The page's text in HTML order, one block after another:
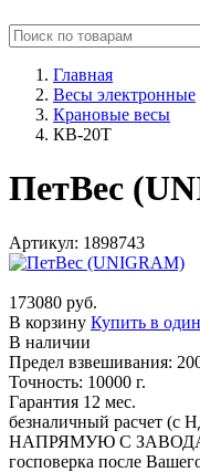
Главная
Весы электронные
Крановые весы
КВ-20Т
ПетВес
Артикул: 1898743
173080 руб.
В корзину Купить в
В наличии
Предел взвешивания:
Точность: 10000 г.
Гарантия 12 мес.
безналичный расчет (с
НАПРЯМУЮ С
госповерка после